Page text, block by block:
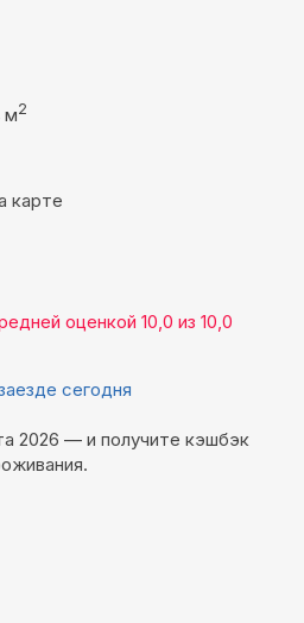
м2
карте
оценкой 10,0 из 10,0
сегодня
2026 — и получите кэшбэк